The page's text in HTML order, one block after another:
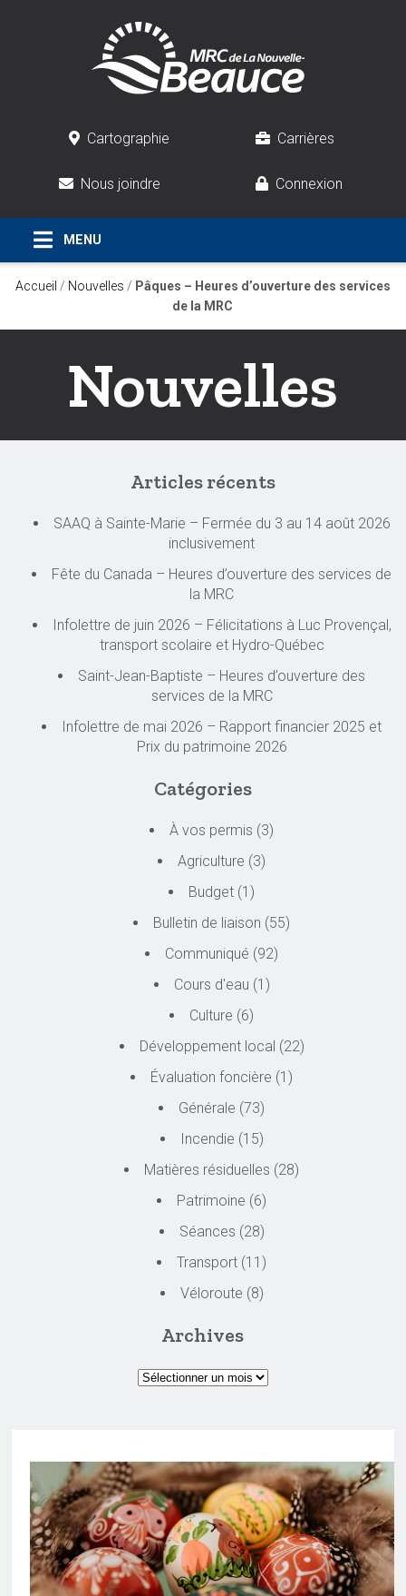
Cartographie Carrières
Nous joindre Connexion
Accueil / Nouvelles / Pâques – Heures d’ouverture des services
de la MRC
Nouvelles
Articles récents
SAAQ à Sainte-Marie – Fermée du 3 au 14 août 2026
inclusivement
Fête du Canada – Heures d’ouverture des services de
la MRC
Infolettre de juin 2026 – Félicitations à Luc Provençal,
transport scolaire et Hydro-Québec
Saint-Jean-Baptiste – Heures d’ouverture des
services de la MRC
Infolettre de mai 2026 – Rapport financier 2025 et
Prix du patrimoine 2026
Catégories
À vos permis (3)
Agriculture (3)
Budget (1)
Bulletin de liaison (55)
Communiqué (92)
Cours d'eau (1)
Culture (6)
Développement local (22)
Évaluation foncière (1)
Générale (73)
Incendie (15)
Matières résiduelles (28)
Patrimoine (6)
Séances (28)
Transport (11)
Véloroute (8)
Archives